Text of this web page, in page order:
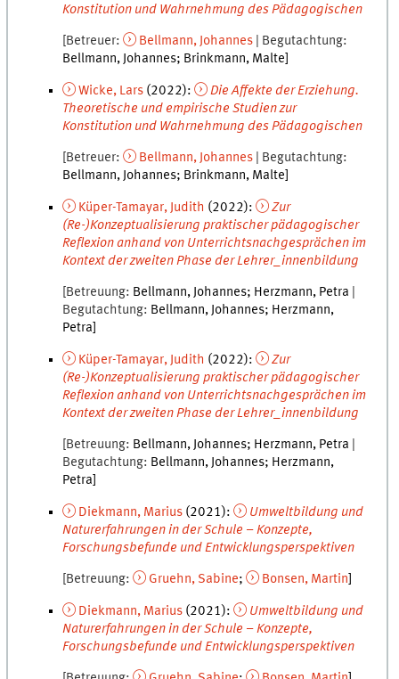
Konstitution und Wahrnehmung des Pädagogischen
Betreuer Bellmann, Johannes
Begutachtung
Bellmann, Johannes Brinkmann, Malte
Wicke, Lars (2022):
Die Affekte der Erziehung.
Theoretische und empirische Studien zur
Konstitution und Wahrnehmung des Pädagogischen
Betreuer Bellmann, Johannes
Begutachtung
Bellmann, Johannes Brinkmann, Malte
Küper-Tamayar, Judith (2022):
Zur
(Re-)Konzeptualisierung praktischer pädagogischer
Reflexion anhand von Unterrichtsnachgesprächen im
Kontext der zweiten Phase der Lehrer_innenbildung
Betreuung Bellmann, Johannes Herzmann, Petra
Begutachtung Bellmann, Johannes Herzmann,
Petra
Küper-Tamayar, Judith (2022):
Zur
(Re-)Konzeptualisierung praktischer pädagogischer
Reflexion anhand von Unterrichtsnachgesprächen im
Kontext der zweiten Phase der Lehrer_innenbildung
Betreuung Bellmann, Johannes Herzmann, Petra
Begutachtung Bellmann, Johannes Herzmann,
Petra
Diekmann, Marius (2021):
Umweltbildung und
Naturerfahrungen in der Schule – Konzepte,
Forschungsbefunde und Entwicklungsperspektiven
Betreuung Gruehn, Sabine Bonsen, Martin
Diekmann, Marius (2021):
Umweltbildung und
Naturerfahrungen in der Schule – Konzepte,
Forschungsbefunde und Entwicklungsperspektiven